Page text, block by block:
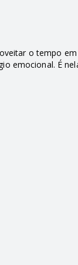
o tempo
emocional. É